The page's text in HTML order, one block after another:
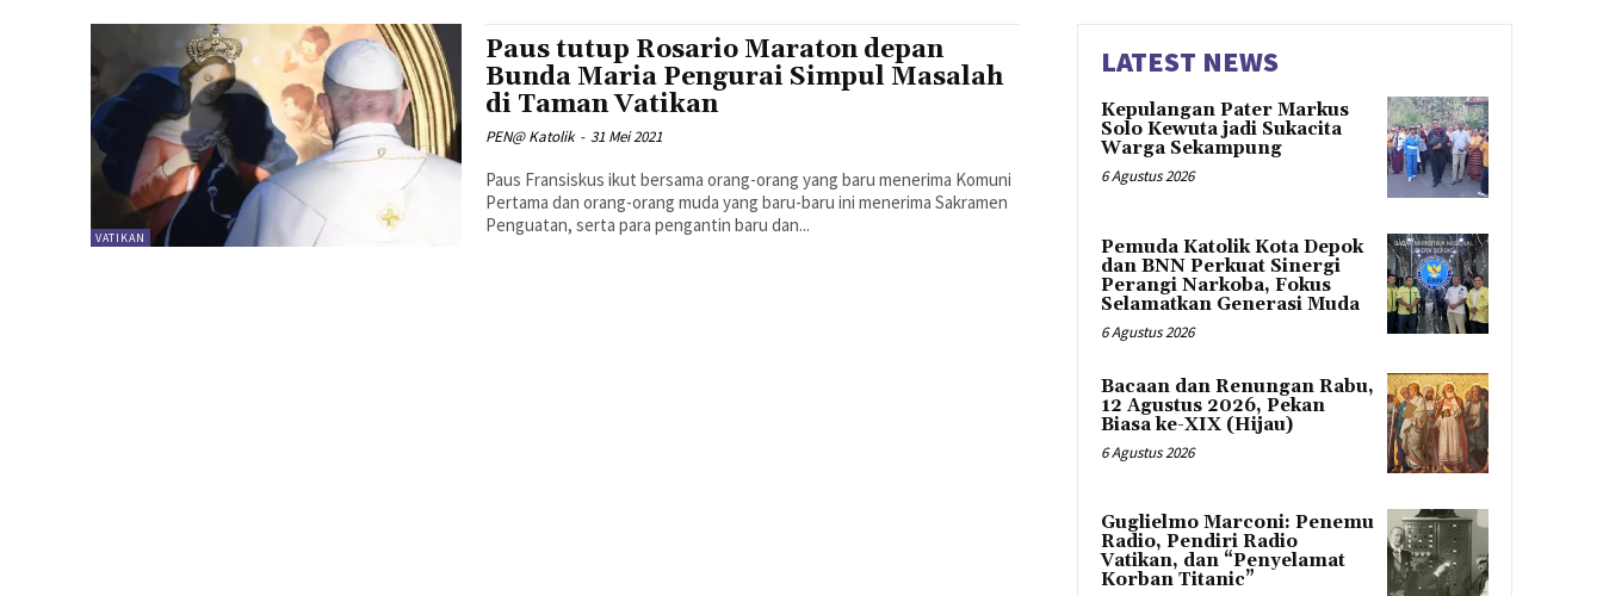
VATIKAN
Paus tutup Rosario Maraton depan
Bunda Maria Pengurai Simpul Masalah
di Taman Vatikan
PEN@ Katolik - 31 Mei 2021
Paus Fransiskus ikut bersama orang-orang yang baru menerima Komuni
Pertama dan orang-orang muda yang baru-baru ini menerima Sakramen
Penguatan, serta para pengantin baru dan...
LATEST NEWS
Kepulangan Pater Markus
Solo Kewuta jadi Sukacita
Warga Sekampung
6 Agustus 2026
Pemuda Katolik Kota Depok
dan BNN Perkuat Sinergi
Perangi Narkoba, Fokus
Selamatkan Generasi Muda
6 Agustus 2026
Bacaan dan Renungan Rabu,
12 Agustus 2026, Pekan
Biasa ke-XIX (Hijau)
6 Agustus 2026
Guglielmo Marconi: Penemu
Radio, Pendiri Radio
Vatikan, dan “Penyelamat
Korban Titanic”